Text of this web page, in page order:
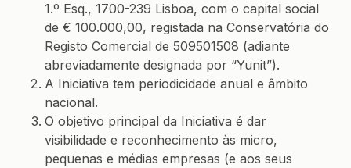
1.º Esq., 1700-239 Lisboa, com o capital social
de € 100.000,00, registada na Conservatória do
Registo Comercial de 509501508 (adiante
abreviadamente designada por “Yunit”).
A Iniciativa tem periodicidade anual e âmbito
nacional.
O objetivo principal da Iniciativa é dar
visibilidade e reconhecimento às micro,
pequenas e médias empresas (e aos seus